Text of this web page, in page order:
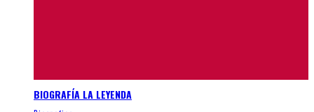
BIOGRAFÍA LA LEYENDA